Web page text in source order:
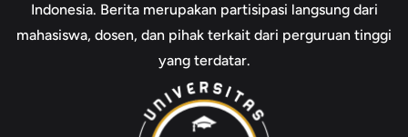
Indonesia. Berita merupakan partisipasi langsung dari
mahasiswa, dosen, dan pihak terkait dari perguruan tinggi
yang terdatar.